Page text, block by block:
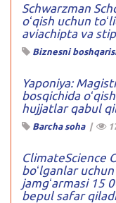
Schwarzman
oʻqish uchun
aviachipta va
Biznesni
Yaponiya:
bosqichida
hujjatlar qabul
Barcha soha|
ClimateScience
boʻlganlar
jamgʻarmasi 15
bepul safar